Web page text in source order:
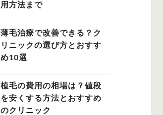
用方法まで
薄毛治療で改善できる？ク
リニックの選び方とおすす
め10選
植毛の費用の相場は？値段
を安くする方法とおすすめ
のクリニック